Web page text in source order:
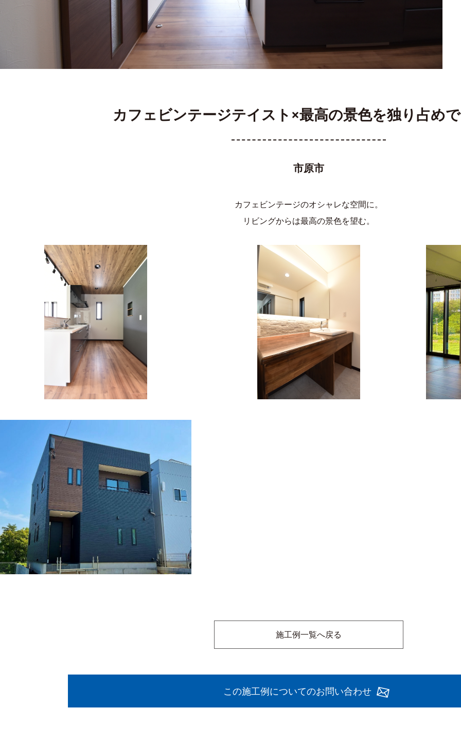
カフェビンテージテイスト×最高の景色を独り占め
市原市
カフェビンテージのオシャレな空間に。
リビングからは最高の景色を望む。
施工例一覧へ戻る
この施工例についてのお問い合わせ